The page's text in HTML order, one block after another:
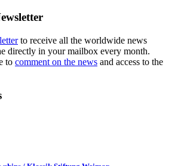
to receive all the worldwide news
directly in your mailbox every month.
to comment on the news and access to the